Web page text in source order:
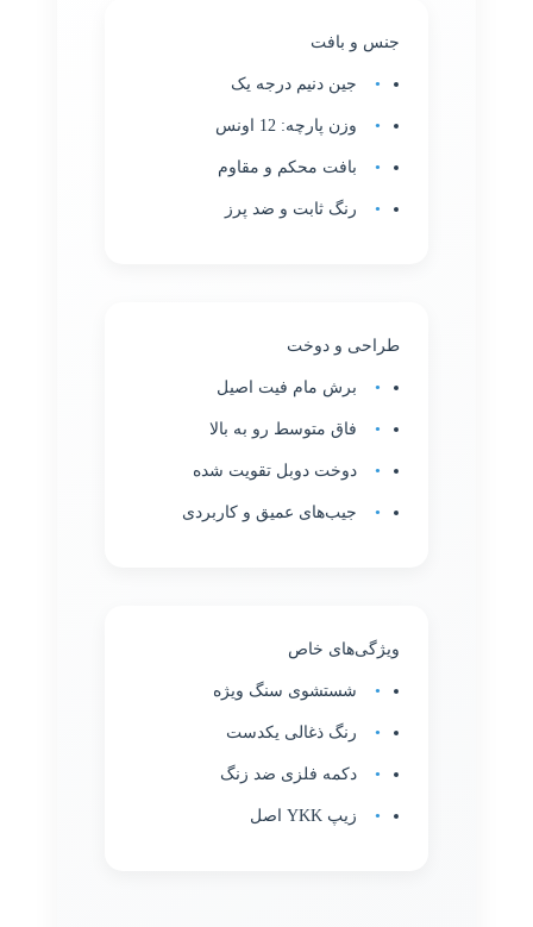
جنس و بافت
جین دنیم درجه یک
وزن پارچه: 12 اونس
بافت محکم و مقاوم
رنگ ثابت و ضد پرز
طراحی و دوخت
برش مام فیت اصیل
فاق متوسط رو به بالا
دوخت دوبل تقویت شده
جیب‌های عمیق و کاربردی
ویژگی‌های خاص
شستشوی سنگ ویژه
رنگ ذغالی یکدست
دکمه فلزی ضد زنگ
زیپ YKK اصل